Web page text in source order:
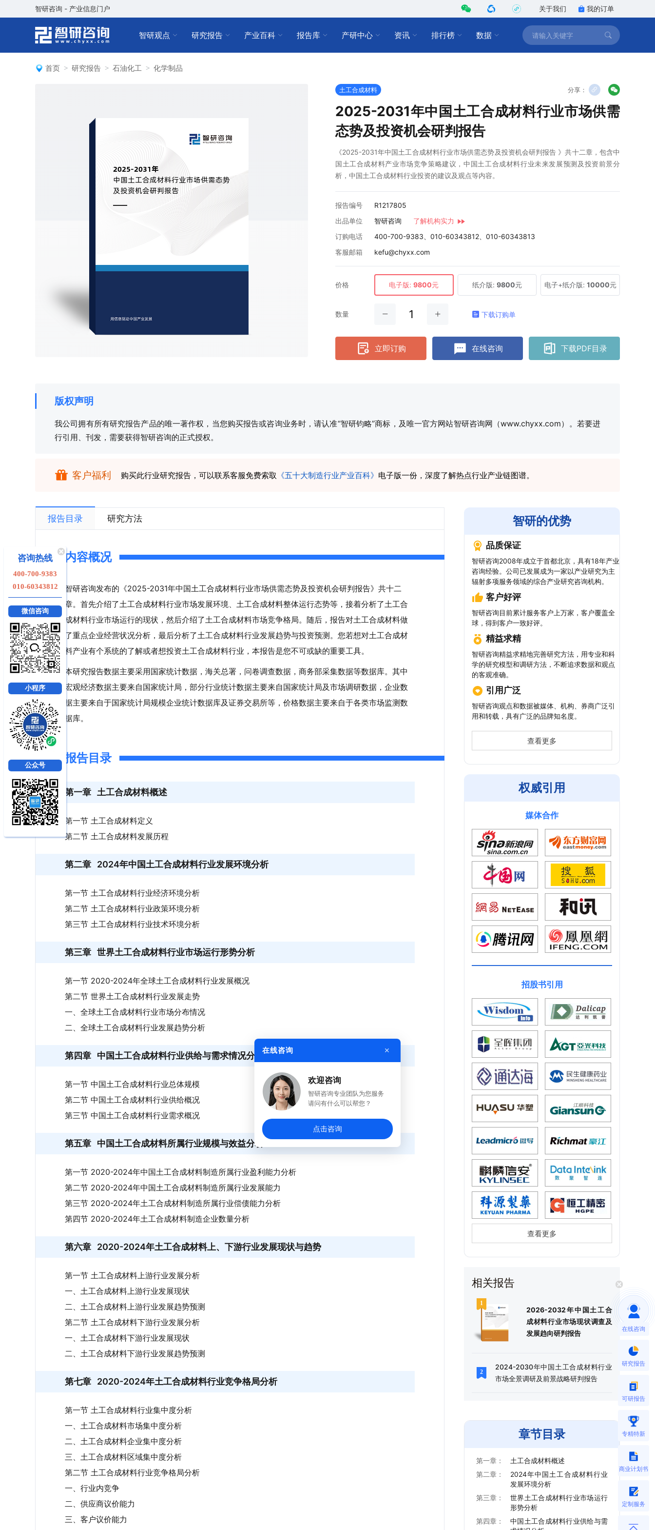
智研咨询 - 产业信息门户 关于我们 我的订单
智研观点 研究报告 产业百科 报告库 产研中心 资讯 排行榜 数据
首页 研究报告 石油化工 化学制品
土工合成材料 分享：
2025-2031年中国土工合成材料行业市场供需
态势及投资机会研判报告
《2025-2031年中国土工合成材料行业市场供需态势及投资机会研判报告 》共十二章，包含中
国土工合成材料产业市场竞争策略建议，中国土工合成材料行业未来发展预测及投资前景分
析，中国土工合成材料行业投资的建议及观点等内容。
报告编号
R1217805
出品单位
智研咨询
了解机构实力
订购电话
400-700-9383、010-60343812、010-60343813
客服邮箱
kefu@chyxx.com
价格 电子版: 9800元 纸介版: 9800元 电子+纸介版: 10000元
数量 下载订购单
立即订购 在线咨询 下载PDF目录
版权声明
我公司拥有所有研究报告产品的唯一著作权，当您购买报告或咨询业务时，请认准“智研钧略”商标，及唯一官方网站智研咨询网（www.chyxx.com）。若要进
行引用、刊发，需要获得智研咨询的正式授权。
客户福利 购买此行业研究报告，可以联系客服免费索取 《五十大制造行业产业百科》 电子版一份，深度了解热点行业产业链图谱。
报告目录 研究方法
内容概况
智研咨询发布的《2025-2031年中国土工合成材料行业市场供需态势及投资机会研判报告》共十二
章。首先介绍了土工合成材料行业市场发展环境、土工合成材料整体运行态势等，接着分析了土工合
成材料行业市场运行的现状，然后介绍了土工合成材料市场竞争格局。随后，报告对土工合成材料做
了重点企业经营状况分析，最后分析了土工合成材料行业发展趋势与投资预测。您若想对土工合成材
料产业有个系统的了解或者想投资土工合成材料行业，本报告是您不可或缺的重要工具。
本研究报告数据主要采用国家统计数据，海关总署，问卷调查数据，商务部采集数据等数据库。其中
宏观经济数据主要来自国家统计局，部分行业统计数据主要来自国家统计局及市场调研数据，企业数
据主要来自于国家统计局规模企业统计数据库及证券交易所等，价格数据主要来自于各类市场监测数
据库。
报告目录
第一章 土工合成材料概述
第一节 土工合成材料定义
第二节 土工合成材料发展历程
第二章 2024年中国土工合成材料行业发展环境分析
第一节 土工合成材料行业经济环境分析
第二节 土工合成材料行业政策环境分析
第三节 土工合成材料行业技术环境分析
第三章 世界土工合成材料行业市场运行形势分析
第一节 2020-2024年全球土工合成材料行业发展概况
第二节 世界土工合成材料行业发展走势
一、全球土工合成材料行业市场分布情况
二、全球土工合成材料行业发展趋势分析
第四章 中国土工合成材料行业供给与需求情况分析
第一节 中国土工合成材料行业总体规模
第二节 中国土工合成材料行业供给概况
第三节 中国土工合成材料行业需求概况
第五章 中国土工合成材料所属行业规模与效益分析
第一节 2020-2024年中国土工合成材料制造所属行业盈利能力分析
第二节 2020-2024年中国土工合成材料制造所属行业发展能力
第三节 2020-2024年土工合成材料制造所属行业偿债能力分析
第四节 2020-2024年土工合成材料制造企业数量分析
第六章 2020-2024年土工合成材料上、下游行业发展现状与趋势
第一节 土工合成材料上游行业发展分析
一、土工合成材料上游行业发展现状
二、土工合成材料上游行业发展趋势预测
第二节 土工合成材料下游行业发展分析
一、土工合成材料下游行业发展现状
二、土工合成材料下游行业发展趋势预测
第七章 2020-2024年土工合成材料行业竞争格局分析
第一节 土工合成材料行业集中度分析
一、土工合成材料市场集中度分析
二、土工合成材料企业集中度分析
三、土工合成材料区域集中度分析
第二节 土工合成材料行业竞争格局分析
一、行业内竞争
二、供应商议价能力
三、客户议价能力
智研的优势
品质保证
智研咨询2008年成立于首都北京，具有18年产业
咨询经验。公司已发展成为一家以产业研究为主
辐射多项服务领域的综合产业研究咨询机构。
客户好评
智研咨询目前累计服务客户上万家，客户覆盖全
球，得到客户一致好评。
精益求精
智研咨询精益求精地完善研究方法，用专业和科
学的研究模型和调研方法，不断追求数据和观点
的客观准确。
引用广泛
智研咨询观点和数据被媒体、机构、券商广泛引
用和转载，具有广泛的品牌知名度。
查看更多
权威引用
媒体合作
招股书引用
查看更多
相关报告
2026-2032年中国土工合
成材料行业市场现状调查及
发展趋向研判报告
2024-2030年中国土工合成材料行业
市场全景调研及前景战略研判报告
章节目录
第一章：
土工合成材料概述
第二章：
2024年中国土工合成材料行业
发展环境分析
第三章：
世界土工合成材料行业市场运行
形势分析
第四章：
中国土工合成材料行业供给与需
在线咨询
研究报告
可研报告
专精特新
商业计划书
定制服务
在线咨询 ×
欢迎咨询
智研咨询专业团队为您服务
请问有什么可以帮您？
点击咨询
咨询热线
400-700-9383
010-60343812
微信咨询
小程序
公众号